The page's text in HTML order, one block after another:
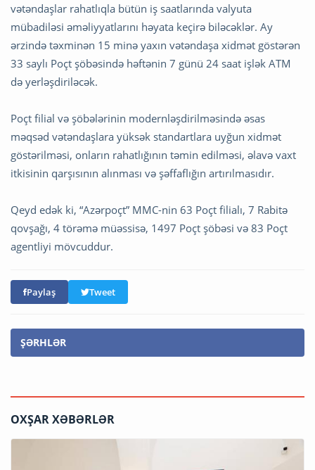
vətəndaşlar rahatlıqla bütün iş saatlarında valyuta
mübadiləsi əməliyyatlarını həyata keçirə biləcəklər. Ay
ərzində təxminən 15 minə yaxın vətəndaşa xidmət göstərən
33 saylı Poçt şöbəsində həftənin 7 günü 24 saat işlək ATM
də yerləşdiriləcək.
Poçt filial və şöbələrinin modernləşdirilməsində əsas
məqsəd vətəndaşlara yüksək standartlara uyğun xidmət
göstərilməsi, onların rahatlığının təmin edilməsi, əlavə vaxt
itkisinin qarşısının alınması və şəffaflığın artırılmasıdır.
Qeyd edək ki, “Azərpoçt” MMC-nin 63 Poçt filialı, 7 Rabitə
qovşağı, 4 törəmə müəssisə, 1497 Poçt şöbəsi və 83 Poçt
agentliyi mövcuddur.
Paylaş Tweet
ŞƏRHLƏR
OXŞAR XƏBƏRLƏR